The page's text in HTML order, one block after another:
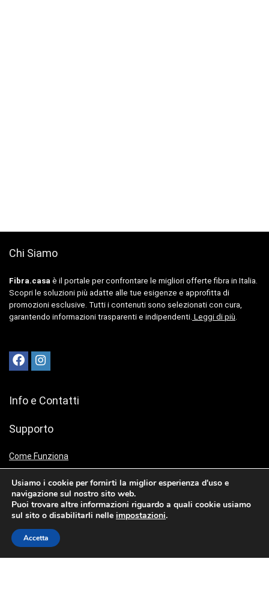
Chi Siamo
Fibra.casa è il portale per confrontare le migliori offerte fibra in Italia.
Scopri le soluzioni più adatte alle tue esigenze e approfitta di
promozioni esclusive. Tutti i contenuti sono selezionati con cura,
garantendo informazioni trasparenti e indipendenti. Leggi di più
Info e Contatti
Supporto
Come Funziona
Contatti
Collabora con noi
Sempre aperti a nuove idee
Scrivici acollab@fibra.casa
Usiamo i cookie per fornirti la miglior esperienza d'uso e
navigazione sul nostro sito web.
Puoi trovare altre informazioni riguardo a quali cookie usiamo
sul sito o disabilitarli nelle impostazioni.
Accetta